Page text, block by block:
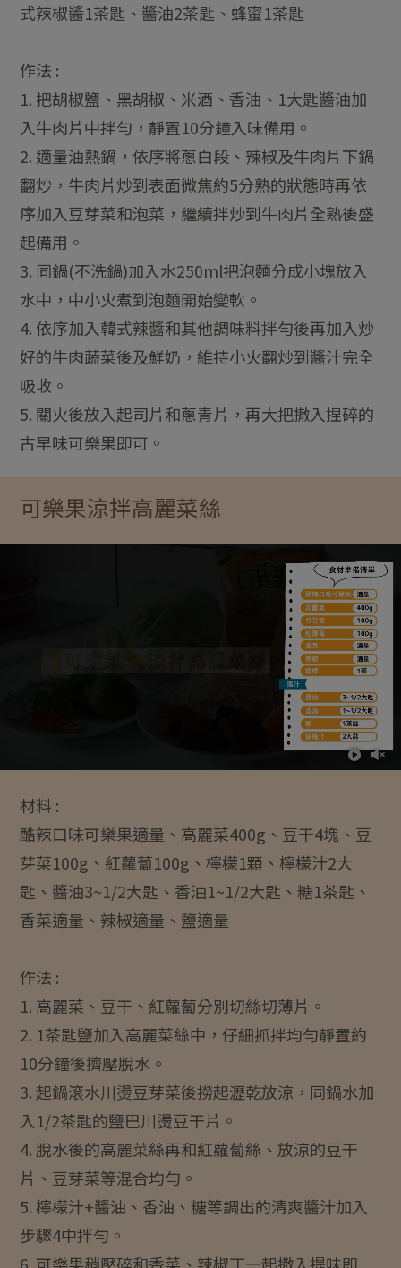
式辣椒醬1茶匙、醬油2茶匙、蜂蜜1茶匙
作法 :
1. 把胡椒鹽、黑胡椒、米酒、香油、1大匙醬油加
入牛肉片中拌勻，靜置10分鐘入味備用。
2. 適量油熱鍋，依序將蔥白段、辣椒及牛肉片下鍋
翻炒，牛肉片炒到表面微焦約5分熟的狀態時再依
序加入豆芽菜和泡菜，繼續拌炒到牛肉片全熟後盛
起備用。
3. 同鍋(不洗鍋)加入水250ml把泡麵分成小塊放入
水中，中小火煮到泡麵開始變軟。
4. 依序加入韓式辣醬和其他調味料拌勻後再加入炒
好的牛肉蔬菜後及鮮奶，維持小火翻炒到醬汁完全
吸收。
5. 關火後放入起司片和蔥青片，再大把撒入捏碎的
古早味可樂果即可。
可樂果涼拌高麗菜絲
材料 :
酷辣口味可樂果適量、高麗菜400g、豆干4塊、豆
芽菜100g、紅蘿蔔100g、檸檬1顆、檸檬汁2大
匙、醬油3~1/2大匙、香油1~1/2大匙、糖1茶匙、
香菜適量、辣椒適量、鹽適量
作法 :
1. 高麗菜、豆干、紅蘿蔔分別切絲切薄片。
2. 1茶匙鹽加入高麗菜絲中，仔細抓拌均勻靜置約
10分鐘後擠壓脫水。
3. 起鍋滾水川燙豆芽菜後撈起瀝乾放涼，同鍋水加
入1/2茶匙的鹽巴川燙豆干片。
4. 脫水後的高麗菜絲再和紅蘿蔔絲、放涼的豆干
片、豆芽菜等混合均勻。
5. 檸檬汁+醬油、香油、糖等調出的清爽醬汁加入
步驟4中拌勻。